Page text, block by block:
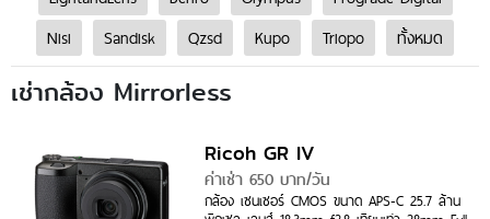
Nisi
Sandisk Qzsd Kupo Triopo ทั้งหมด
เช่ากล้อง Mirrorless
Ricoh GR IV
ค่าเช่า 650 บาท/วัน
กล้อง เซนเซอร์ CMOS ขนาด APS-C 25.7 ล้าน